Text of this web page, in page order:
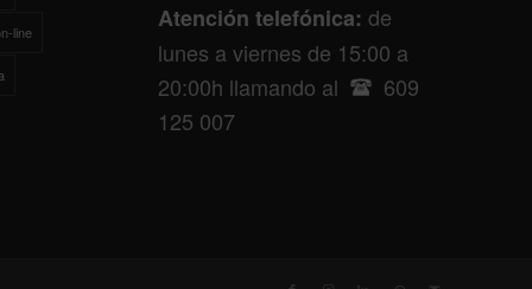
line Atención telefónica: de
lunes a viernes de 15:00 a
20:00h llamando al
609
125 007